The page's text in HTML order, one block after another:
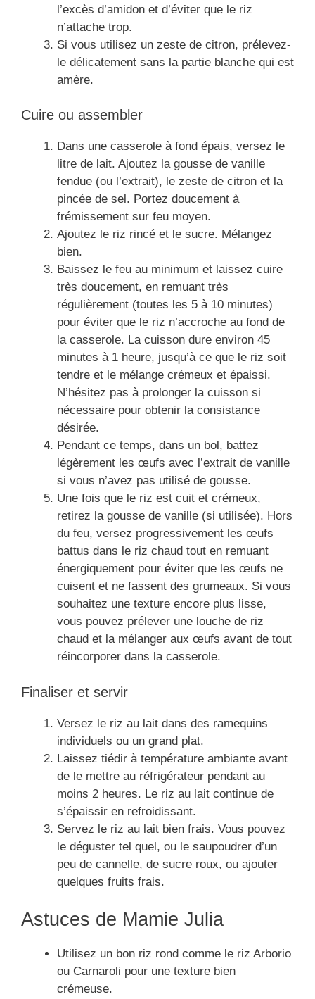
l’excès d’amidon et d’éviter que le riz
n’attache trop.
Si vous utilisez un zeste de citron, prélevez-
le délicatement sans la partie blanche qui est
amère.
Cuire ou assembler
Dans une casserole à fond épais, versez le
litre de lait. Ajoutez la gousse de vanille
fendue (ou l’extrait), le zeste de citron et la
pincée de sel. Portez doucement à
frémissement sur feu moyen.
Ajoutez le riz rincé et le sucre. Mélangez
bien.
Baissez le feu au minimum et laissez cuire
très doucement, en remuant très
régulièrement (toutes les 5 à 10 minutes)
pour éviter que le riz n’accroche au fond de
la casserole. La cuisson dure environ 45
minutes à 1 heure, jusqu’à ce que le riz soit
tendre et le mélange crémeux et épaissi.
N’hésitez pas à prolonger la cuisson si
nécessaire pour obtenir la consistance
désirée.
Pendant ce temps, dans un bol, battez
légèrement les œufs avec l’extrait de vanille
si vous n’avez pas utilisé de gousse.
Une fois que le riz est cuit et crémeux,
retirez la gousse de vanille (si utilisée). Hors
du feu, versez progressivement les œufs
battus dans le riz chaud tout en remuant
énergiquement pour éviter que les œufs ne
cuisent et ne fassent des grumeaux. Si vous
souhaitez une texture encore plus lisse,
vous pouvez prélever une louche de riz
chaud et la mélanger aux œufs avant de tout
réincorporer dans la casserole.
Finaliser et servir
Versez le riz au lait dans des ramequins
individuels ou un grand plat.
Laissez tiédir à température ambiante avant
de le mettre au réfrigérateur pendant au
moins 2 heures. Le riz au lait continue de
s’épaissir en refroidissant.
Servez le riz au lait bien frais. Vous pouvez
le déguster tel quel, ou le saupoudrer d’un
peu de cannelle, de sucre roux, ou ajouter
quelques fruits frais.
Astuces de Mamie Julia
Utilisez un bon riz rond comme le riz Arborio
ou Carnaroli pour une texture bien
crémeuse.